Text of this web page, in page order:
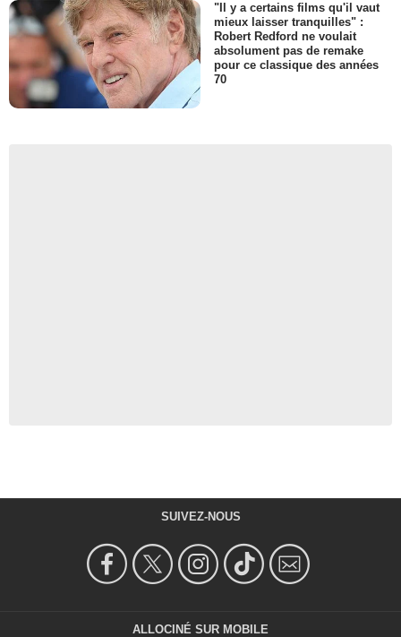
"Il y a certains films qu'il vaut
mieux laisser tranquilles" :
Robert Redford ne voulait
absolument pas de remake
pour ce classique des années
70
SUIVEZ-NOUS
ALLOCINÉ SUR MOBILE